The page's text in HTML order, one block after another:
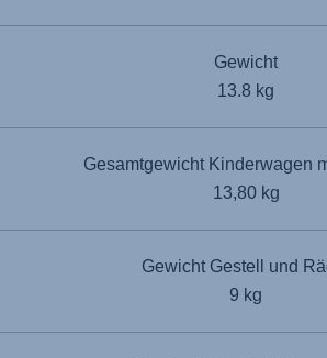
Gewicht
13.8 kg
Gesamtgewicht Kinderwagen
13,80 kg
Gewicht Gestell und
9 kg